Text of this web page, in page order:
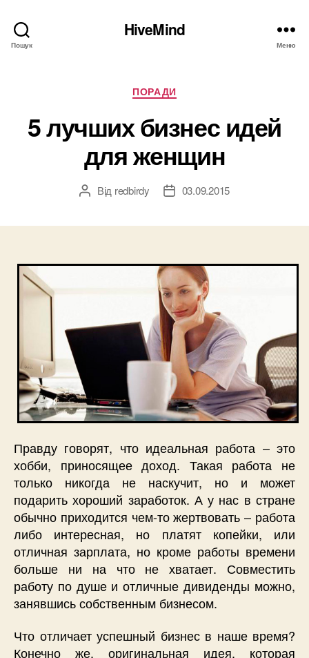
Пошук
HiveMind
Меню
Категорії
ПОРАДИ
5 лучших бизнес идей
для женщин
Автор
Від redbirdy
Дата03.09.2015
Правду говорят, что идеальная работа – это
хобби, приносящее доход. Такая работа не
только никогда не наскучит, но и может
подарить хороший заработок. А у нас в стране
обычно приходится чем-то жертвовать – работа
либо интересная, но платят копейки, или
отличная зарплата, но кроме работы времени
больше ни на что не хватает. Совместить
работу по душе и отличные дивиденды можно,
занявшись собственным бизнесом.
Что отличает успешный бизнес в наше время?
Конечно же, оригинальная идея, которая